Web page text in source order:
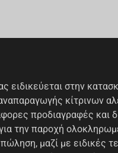
ειδικεύεται στην
κίτρινων
προδιαγραφές και
την παροχή
μαζί με ειδικές